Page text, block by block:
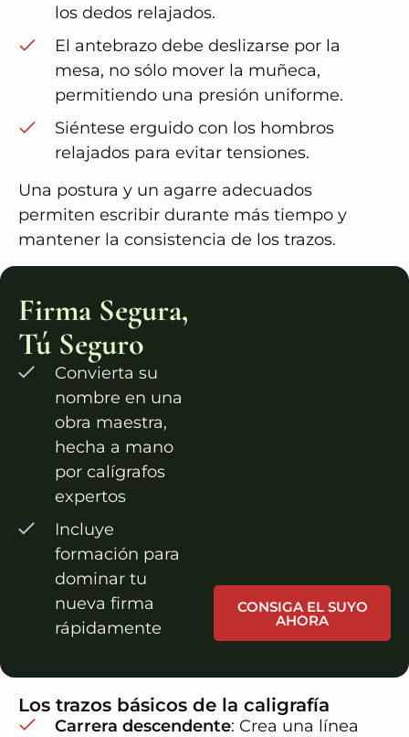
los dedos relajados.
El antebrazo debe deslizarse por la
mesa, no sólo mover la muñeca,
permitiendo una presión uniforme.
Siéntese erguido con los hombros
relajados para evitar tensiones.
Una postura y un agarre adecuados
permiten escribir durante más tiempo y
mantener la consistencia de los trazos.
Firma Segura,
Tú Seguro
Convierta su
nombre en una
obra maestra,
hecha a mano
por calígrafos
expertos
Incluye
formación para
dominar tu
nueva firma
rápidamente
CONSIGA EL SUYO
AHORA
Los trazos básicos de la caligrafía
Carrera descendente: Crea una línea